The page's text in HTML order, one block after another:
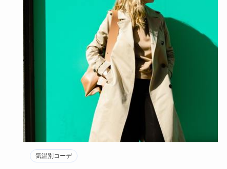
気温別コーデ